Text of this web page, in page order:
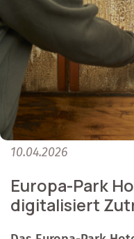
10.04.2026
Europa-Park
digitalisiert